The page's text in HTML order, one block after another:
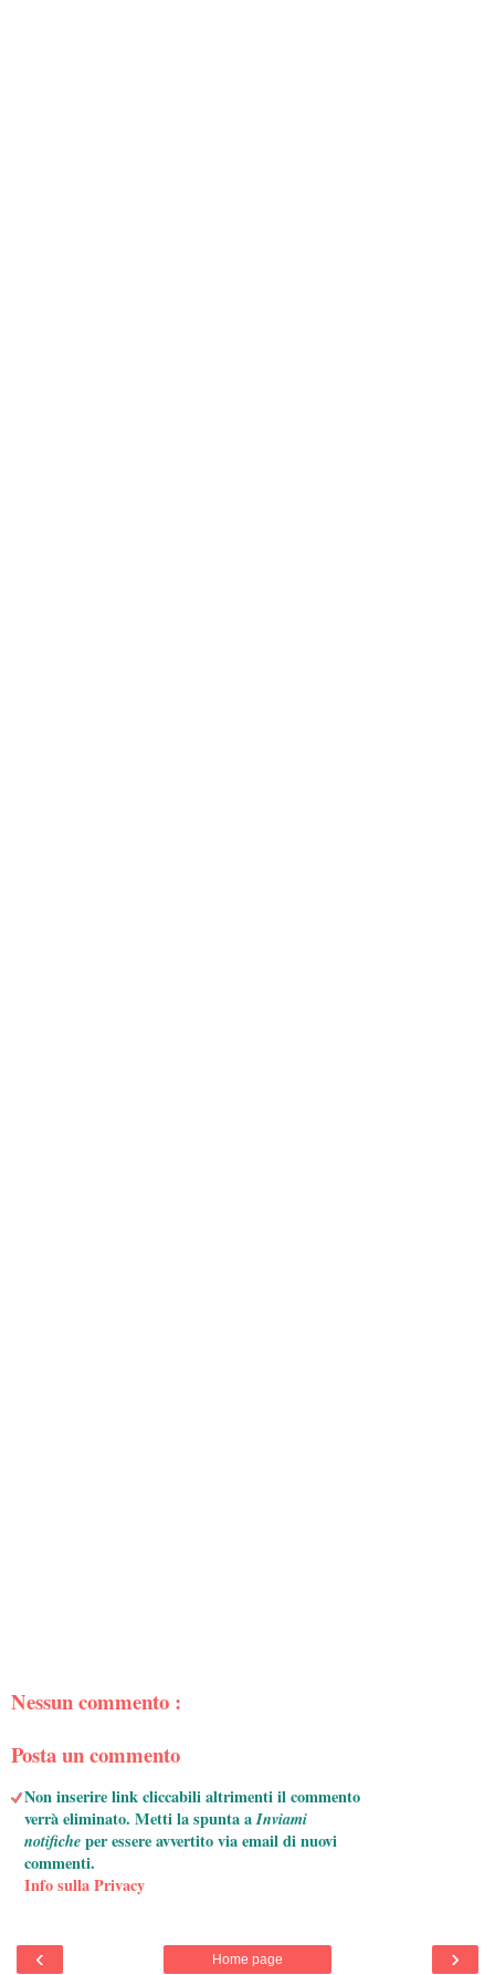
Nessun commento :
Posta un commento
Non inserire link cliccabili altrimenti il commento
verrà eliminato. Metti la spunta aInviami
notificheper essere avvertito via email di nuovi
commenti.
Info sulla Privacy
‹ ›
Home page